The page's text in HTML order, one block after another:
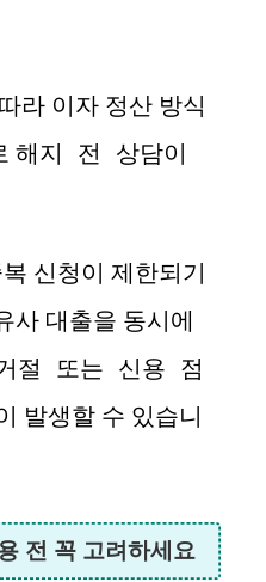
라 이자 정산 방식
해지 전 상담이
신청이 제한되기
사 대출을 동시에
절 또는 신용 점
발생할 수 있습니
전 꼭 고려하세요